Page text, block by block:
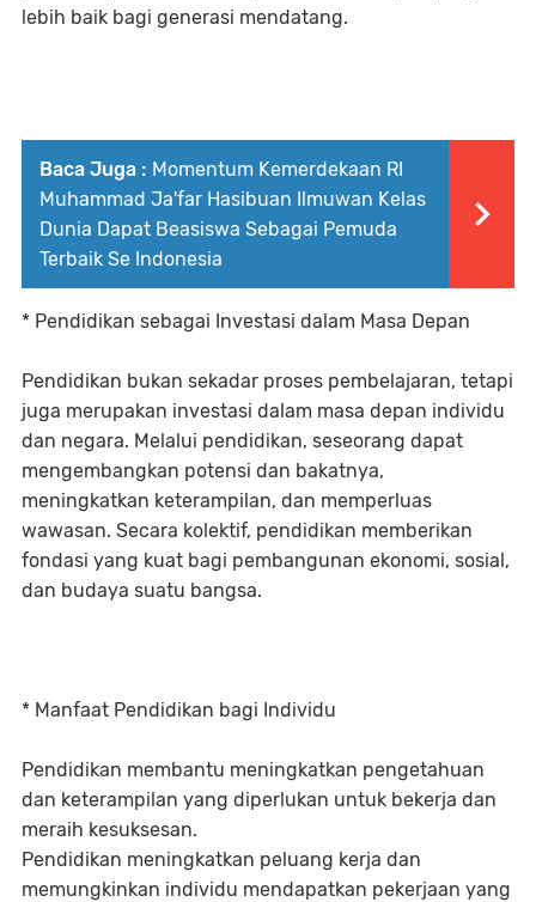
lebih baik bagi generasi mendatang.
Baca Juga : Momentum Kemerdekaan RI
Muhammad Ja'far Hasibuan Ilmuwan Kelas
Dunia Dapat Beasiswa Sebagai Pemuda
Terbaik Se Indonesia
* Pendidikan sebagai Investasi dalam Masa Depan
Pendidikan bukan sekadar proses pembelajaran, tetapi
juga merupakan investasi dalam masa depan individu
dan negara. Melalui pendidikan, seseorang dapat
mengembangkan potensi dan bakatnya,
meningkatkan keterampilan, dan memperluas
wawasan. Secara kolektif, pendidikan memberikan
fondasi yang kuat bagi pembangunan ekonomi, sosial,
dan budaya suatu bangsa.
* Manfaat Pendidikan bagi Individu
Pendidikan membantu meningkatkan pengetahuan
dan keterampilan yang diperlukan untuk bekerja dan
meraih kesuksesan.
Pendidikan meningkatkan peluang kerja dan
memungkinkan individu mendapatkan pekerjaan yang